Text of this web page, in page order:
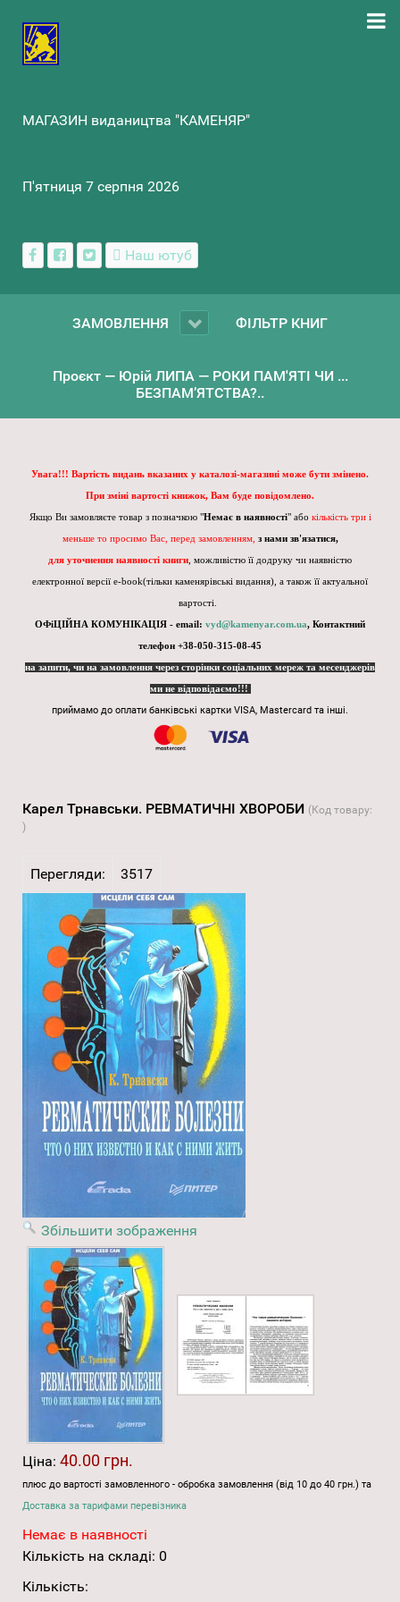
МАГАЗИН видаництва "КАМЕНЯР"
П'ятниця 7 серпня 2026
Наш ютуб
ЗАМОВЛЕННЯ ФІЛЬТР КНИГ
Проєкт — Юрій ЛИПА — РОКИ ПАМ'ЯТІ ЧИ ...
БЕЗПАМ’ЯТСТВА?..
Увага!!! Вартість видань вказаних у каталозі-магазині може бути змінено.
При зміні вартості книжок, Вам буде повідомлено.
Якщо Ви замовляєте товар з позначкою "Немає в наявності" або кількість три і
меньше то просимо Вас, перед замовленням, з нами зв'язатися,
для уточнення наявності книги , можливістю її додруку чи наявністю
електронної версії e-book(тільки каменярівські видання), а також її актуальної
вартості.
ОФіЦІЙНА КОМУНІКАЦІЯ - email: vyd@kamenyar.com.ua, Контактний
телефон +38-050-315-08-45
на запити, чи на замовлення через сторінки соціальних мереж та месенджерів
ми не відповідаємо!!!
приймамо до оплати банківські картки VISA, Mastercard та інші.
Карел Трнавськи. РЕВМАТИЧНІ ХВОРОБИ (Код товару:
)
Перегляди: 3517
Збільшити зображення
Ціна: 40.00 грн.
плюс до вартості замовленного - обробка замовлення (від 10 до 40 грн.) та
Доставка за тарифами перевізника
Немає в наявності
Кількість на складі: 0
Кількість: